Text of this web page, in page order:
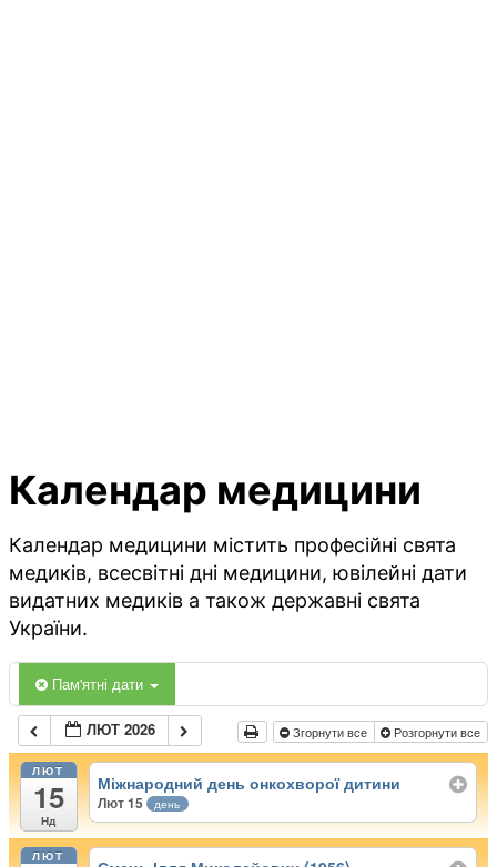
Календар медицини
Календар медицини містить професійні свята
медиків, всесвітні дні медицини, ювілейні дати
видатних медиків а також державні свята
України.
Пам'ятні дати
ЛЮТ 2026 Згорнути все Розгорнути все
ЛЮТ
15
Нд
Міжнародний день онкохворої дитини
Лют 15 день
ЛЮТ